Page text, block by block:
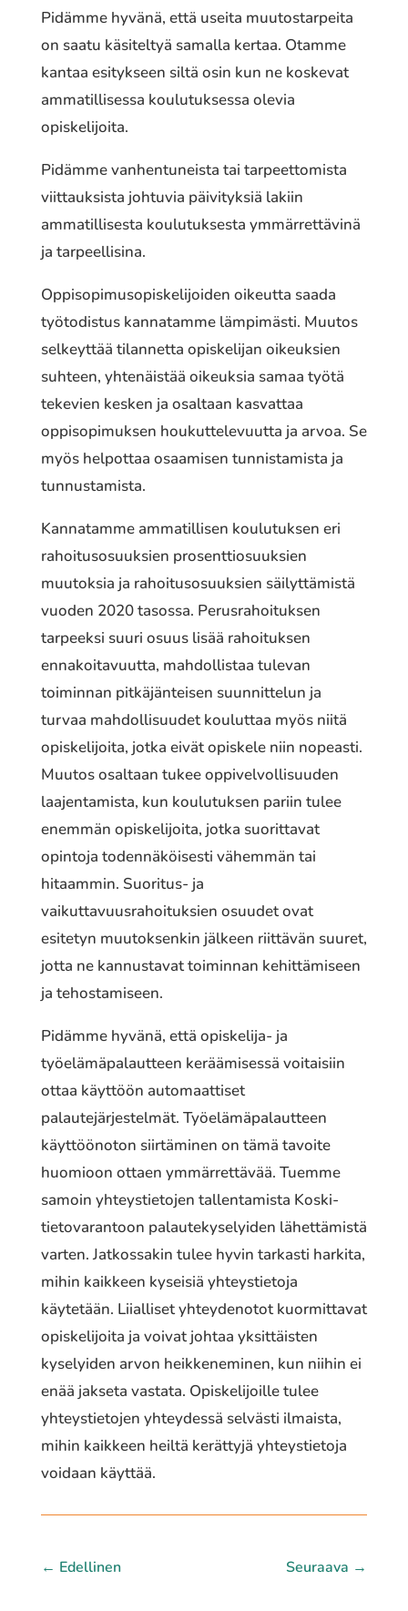
Pidämme hyvänä, että useita muutostarpeita
on saatu käsiteltyä samalla kertaa. Otamme
kantaa esitykseen siltä osin kun ne koskevat
ammatillisessa koulutuksessa olevia
opiskelijoita.
Pidämme vanhentuneista tai tarpeettomista
viittauksista johtuvia päivityksiä lakiin
ammatillisesta koulutuksesta ymmärrettävinä
ja tarpeellisina.
Oppisopimusopiskelijoiden oikeutta saada
työtodistus kannatamme lämpimästi. Muutos
selkeyttää tilannetta opiskelijan oikeuksien
suhteen, yhtenäistää oikeuksia samaa työtä
tekevien kesken ja osaltaan kasvattaa
oppisopimuksen houkuttelevuutta ja arvoa. Se
myös helpottaa osaamisen tunnistamista ja
tunnustamista.
Kannatamme ammatillisen koulutuksen eri
rahoitusosuuksien prosenttiosuuksien
muutoksia ja rahoitusosuuksien säilyttämistä
vuoden 2020 tasossa. Perusrahoituksen
tarpeeksi suuri osuus lisää rahoituksen
ennakoitavuutta, mahdollistaa tulevan
toiminnan pitkäjänteisen suunnittelun ja
turvaa mahdollisuudet kouluttaa myös niitä
opiskelijoita, jotka eivät opiskele niin nopeasti.
Muutos osaltaan tukee oppivelvollisuuden
laajentamista, kun koulutuksen pariin tulee
enemmän opiskelijoita, jotka suorittavat
opintoja todennäköisesti vähemmän tai
hitaammin. Suoritus- ja
vaikuttavuusrahoituksien osuudet ovat
esitetyn muutoksenkin jälkeen riittävän suuret,
jotta ne kannustavat toiminnan kehittämiseen
ja tehostamiseen.
Pidämme hyvänä, että opiskelija- ja
työelämäpalautteen keräämisessä voitaisiin
ottaa käyttöön automaattiset
palautejärjestelmät. Työelämäpalautteen
käyttöönoton siirtäminen on tämä tavoite
huomioon ottaen ymmärrettävää. Tuemme
samoin yhteystietojen tallentamista Koski-
tietovarantoon palautekyselyiden lähettämistä
varten. Jatkossakin tulee hyvin tarkasti harkita,
mihin kaikkeen kyseisiä yhteystietoja
käytetään. Liialliset yhteydenotot kuormittavat
opiskelijoita ja voivat johtaa yksittäisten
kyselyiden arvon heikkeneminen, kun niihin ei
enää jakseta vastata. Opiskelijoille tulee
yhteystietojen yhteydessä selvästi ilmaista,
mihin kaikkeen heiltä kerättyjä yhteystietoja
voidaan käyttää.
← Edellinen Seuraava →